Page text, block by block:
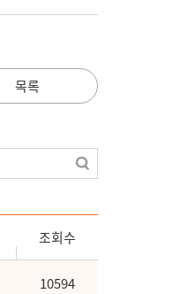
목록
조회수
10594